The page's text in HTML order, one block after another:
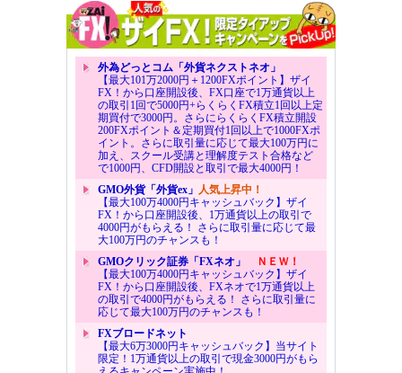
外為どっとコム「外貨ネクストネオ」
【最大101万2000円＋1200FXポイント】ザイ
FX！から口座開設後、FX口座で1万通貨以上
の取引1回で5000円+らくらくFX積立1回以上定
期買付で3000円。さらにらくらくFX積立開設
200FXポイント＆定期買付1回以上で1000FXポ
イント。さらに取引量に応じて最大100万円に
加え、スクール受講と理解度テスト合格など
で1000円、CFD開設と取引で最大4000円！
GMO外貨「外貨ex」 人気上昇中！
【最大100万4000円キャッシュバック】ザイ
FX！から口座開設後、1万通貨以上の取引で
4000円がもらえる！ さらに取引量に応じて最
大100万円のチャンスも！
GMOクリック証券「FXネオ」
ＮＥＷ！
【最大100万4000円キャッシュバック】ザイ
FX！から口座開設後、FXネオで1万通貨以上
の取引で4000円がもらえる！ さらに取引量に
応じて最大100万円のチャンスも！
FXブロードネット
【最大6万3000円キャッシュバック】当サイト
限定！1万通貨以上の取引で現金3000円がもら